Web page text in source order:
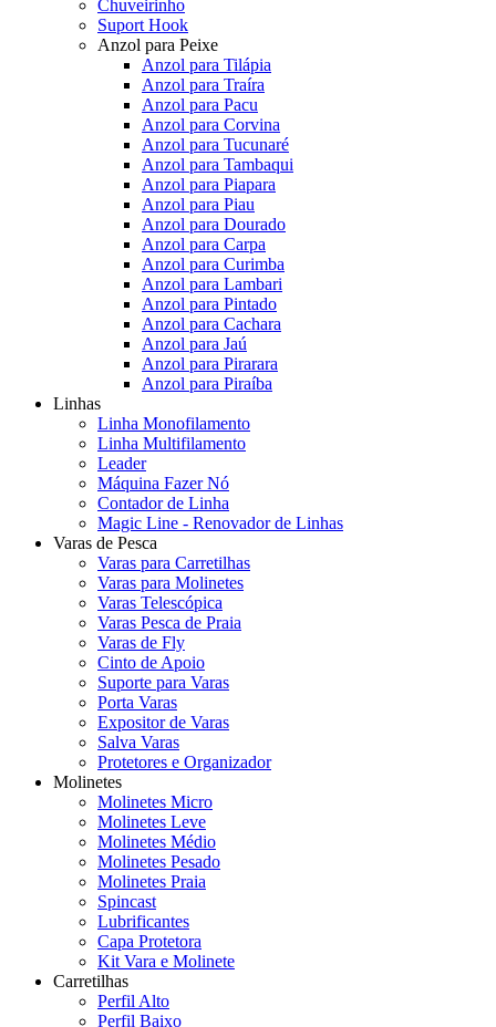
Chuveirinho
Suport Hook
Anzol para Peixe
Anzol para Tilápia
Anzol para Traíra
Anzol para Pacu
Anzol para Corvina
Anzol para Tucunaré
Anzol para Tambaqui
Anzol para Piapara
Anzol para Piau
Anzol para Dourado
Anzol para Carpa
Anzol para Curimba
Anzol para Lambari
Anzol para Pintado
Anzol para Cachara
Anzol para Jaú
Anzol para Pirarara
Anzol para Piraíba
Linhas
Linha Monofilamento
Linha Multifilamento
Leader
Máquina Fazer Nó
Contador de Linha
Magic Line - Renovador de Linhas
Varas de Pesca
Varas para Carretilhas
Varas para Molinetes
Varas Telescópica
Varas Pesca de Praia
Varas de Fly
Cinto de Apoio
Suporte para Varas
Porta Varas
Expositor de Varas
Salva Varas
Protetores e Organizador
Molinetes
Molinetes Micro
Molinetes Leve
Molinetes Médio
Molinetes Pesado
Molinetes Praia
Spincast
Lubrificantes
Capa Protetora
Kit Vara e Molinete
Carretilhas
Perfil Alto
Perfil Baixo